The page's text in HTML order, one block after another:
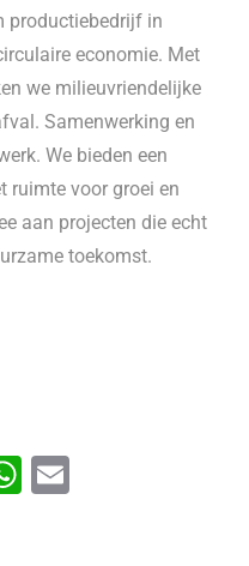
productiebedrijf in
economie. Met
we milieuvriendelijke
Samenwerking en
We bieden een
ruimte voor groei en
aan projecten die echt
toekomst.
W